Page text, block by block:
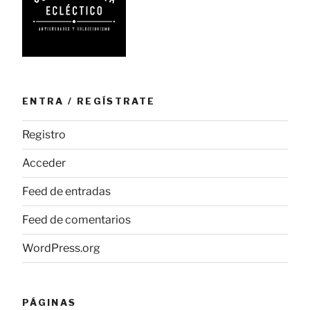
ENTRA / REGÍSTRATE
Registro
Acceder
Feed de entradas
Feed de comentarios
WordPress.org
PÁGINAS